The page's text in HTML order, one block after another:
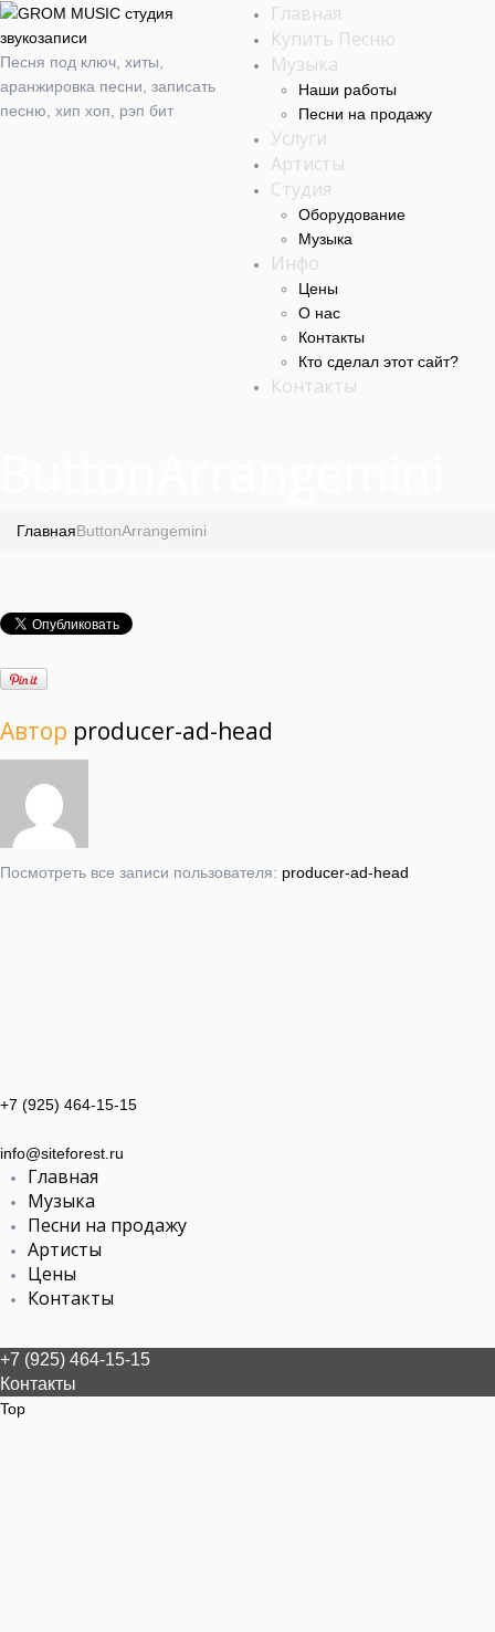
Песня под ключ, хиты,
аранжировка песни, записать
песню, хип хоп, рэп бит
Главная
Купить Песню
Музыка
Наши работы
Песни на продажу
Услуги
Артисты
Студия
Оборудование
Музыка
Инфо
Цены
О нас
Контакты
Кто сделал этот cайт?
Контакты
ГлавнаяButtonArrangemini
Автор producer-ad-head
Посмотреть все записи пользователя: producer-ad-head
+7 (925) 464-15-15
info@siteforest.ru
Главная
Музыка
Песни на продажу
Артисты
Цены
Контакты
+7 (925) 464-15-15
Контакты
Top